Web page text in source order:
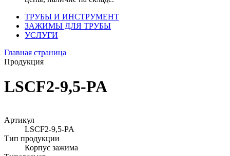
ТРУБЫ И ИНСТРУМЕНТ
ЗАЖИМЫ ДЛЯ ТРУБЫ
УСЛУГИ
Главная страница
Продукция
LSCF2-9,5-PA
Артикул
LSCF2-9,5-PA
Тип продукции
Корпус зажима